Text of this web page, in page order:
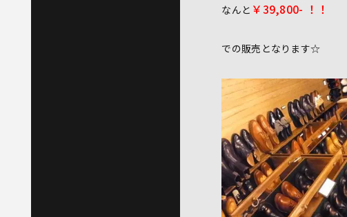
なんと ￥39,800- ！！
での販売となります☆